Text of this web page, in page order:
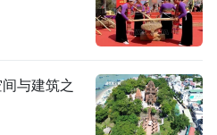
与建筑之